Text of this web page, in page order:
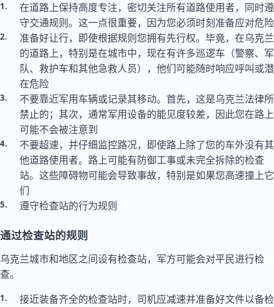
在道路上保持高度专注，密切关注所有道路使用者，同时遵
守交通规则。这一点很重要，因为您必须时刻准备应对危险
准备好让行，即使根据规则您拥有先行权。毕竟，在乌克兰
的道路上，特别是在城市中，现在有许多巡逻车（警察、军
队、救护车和其他急救人员），他们可能随时响应呼叫或潜
在危险
不要靠近军用车辆或记录其移动。首先，这是乌克兰法律所
禁止的；其次，通常军用设备的能见度较差，因此您在路上
可能不会被注意到
不要超速，并仔细监控路况，即使路上除了您的车外没有其
他道路使用者。路上可能有防御工事或未完全拆除的检查
站。这些障碍物可能会导致事故，特别是如果您高速撞上它
们
遵守检查站的行为规则
通过检查站的规则
乌克兰城市和地区之间设有检查站，军方可能会对平民进行检
查。
接近装备齐全的检查站时，司机应减速并准备好文件以备检